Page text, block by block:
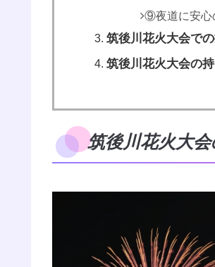
⑨夜道に安心
筑後川花火大会で
筑後川花火大会の
筑後川花火大